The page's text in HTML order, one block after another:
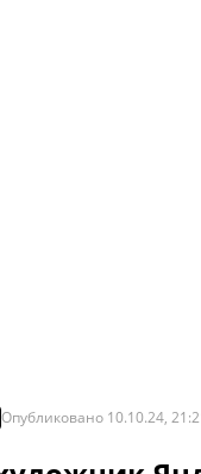
Опубликовано 10.10.24,